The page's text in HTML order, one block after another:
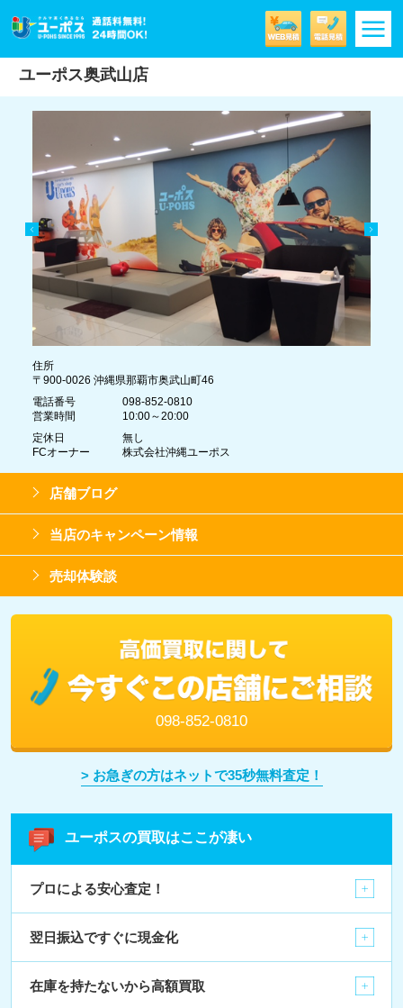
ユーポス奥武山店
住所
〒900-0026 沖縄県那覇市奥武山町46
電話番号
098-852-0810
営業時間
10:00～20:00
定休日
無し
FCオーナー
株式会社沖縄ユーポス
店舗ブログ
当店のキャンペーン情報
売却体験談
098-852-0810
> お急ぎの方はネットで35秒無料査定！
ユーポスの買取はここが凄い
プロによる安心査定！
翌日振込ですぐに現金化
在庫を持たないから高額買取